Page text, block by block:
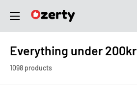
content
Ozerty
Everything under 200kr
1098 products